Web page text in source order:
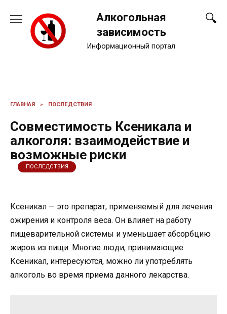
содержанию
Алкогольная
зависимость
Информационный портал
ГЛАВНАЯ » ПОСЛЕДСТВИЯ
Совместимость Ксеникала и
алкоголя: взаимодействие и
возможные риски
ПОСЛЕДСТВИЯ
Ксеникал — это препарат, применяемый для лечения
ожирения и контроля веса. Он влияет на работу
пищеварительной системы и уменьшает абсорбцию
жиров из пищи. Многие люди, принимающие
Ксеникал, интересуются, можно ли употреблять
алкоголь во время приема данного лекарства.